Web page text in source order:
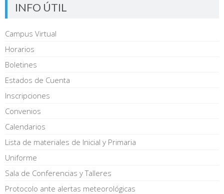
INFO ÚTIL
Campus Virtual
Horarios
Boletines
Estados de Cuenta
Inscripciones
Convenios
Calendarios
Lista de materiales de Inicial y Primaria
Uniforme
Sala de Conferencias y Talleres
Protocolo ante alertas meteorológicas